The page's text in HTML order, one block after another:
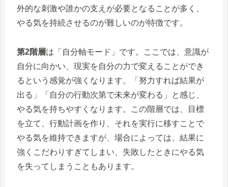
外的な刺激や誰かの支えが必要となることが多く、
やる気を持続させるのが難しいのが特徴です。
第2階層は「自分軸モード」です。ここでは、意識が
自分に向かい、現実を自分の力で変えることができ
るという感覚が強くなります。「努力すれば結果が
出る」「自分の行動次第で未来が変わる」と感じ、
やる気を持ちやすくなります。この階層では、目標
を立て、行動計画を作り、それを実行に移すことで
やる気を維持できますが、場合によっては、結果に
強くこだわりすぎてしまい、失敗したときにやる気
を失ってしまうこともあります。